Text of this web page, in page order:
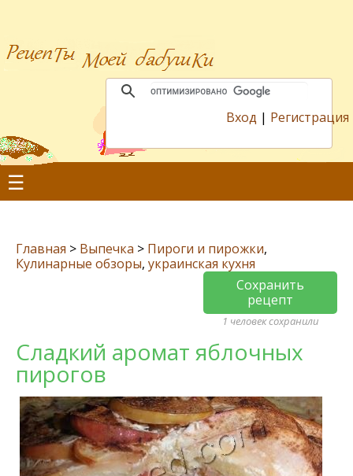
Вход | Регистрация
☰
Главная > Выпечка > Пироги и пирожки,
Кулинарные обзоры, украинская кухня
Сохранить
рецепт
1 человек сохранили
Сладкий аромат яблочных
пирогов